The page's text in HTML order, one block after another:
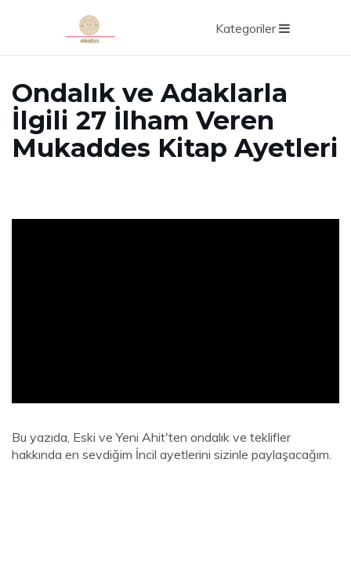
Kategoriler
Ondalık ve Adaklarla
İlgili 27 İlham Veren
Mukaddes Kitap Ayetleri
Bu yazıda, Eski ve Yeni Ahit'ten ondalık ve teklifler
hakkında en sevdiğim İncil ayetlerini sizinle paylaşacağım.